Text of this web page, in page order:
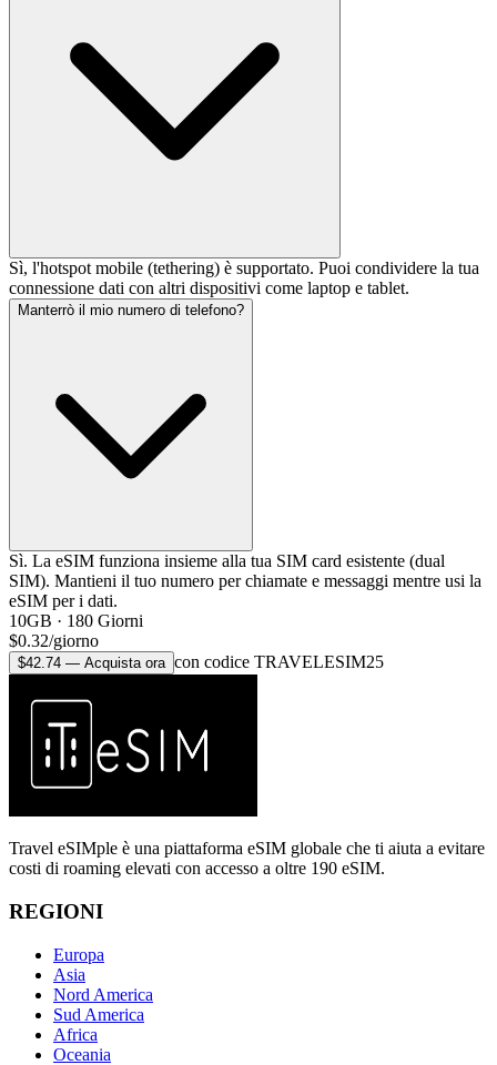
Sì, l'hotspot mobile (tethering) è supportato. Puoi condividere la tua
connessione dati con altri dispositivi come laptop e tablet.
Manterrò il mio numero di telefono?
Sì. La eSIM funziona insieme alla tua SIM card esistente (dual
SIM). Mantieni il tuo numero per chiamate e messaggi mentre usi la
eSIM per i dati.
10GB · 180 Giorni
$0.32/giorno
$42.74 — Acquista ora con codice TRAVELESIM25
Travel eSIMple è una piattaforma eSIM globale che ti aiuta a evitare
costi di roaming elevati con accesso a oltre 190 eSIM.
REGIONI
Europa
Asia
Nord America
Sud America
Africa
Oceania